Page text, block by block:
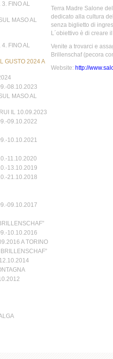
FINO AL
MASO AL
FINO AL
GUSTO 2024 A
08.10.2023
MASO AL
IL 10.09.2023
09.10.2022
10.10.2021
11.10.2020
13.10.2019
21.10.2018
09.10.2017
10.10.2016
A TORINO
Terra Madre Salone
dedicato alla cultura
senza biglietto di
L´obiettivo è di creare
Venite a trovarci e
Brillenschaf (pecora
Website: http://